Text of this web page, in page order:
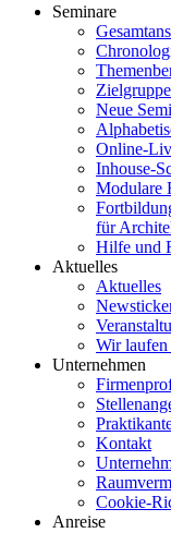
Seminare
Neue
Online-
Inhouse-
Modulare
für
Hilfe und
Aktuelles
Aktuelles
Wir
Unternehmen
Kontakt
Cookie-
Anreise